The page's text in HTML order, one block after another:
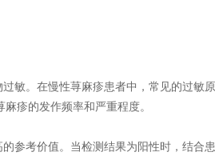
。在慢性荨麻疹患者中，常见的过敏
疹的发作频率和严重程度。
考价值。当检测结果为阳性时，结合